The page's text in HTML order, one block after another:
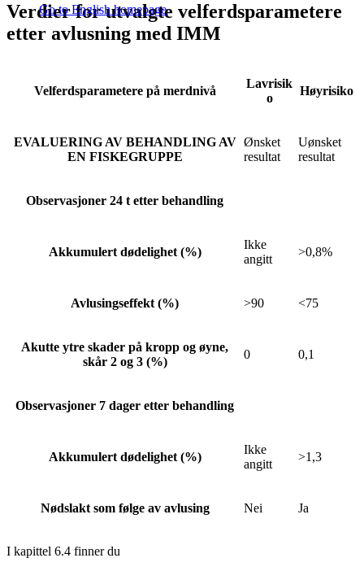
Go to English homepage
Verdier for utvalgte velferdsparametere
etter avlusning med IMM
Velferdsparametere på merdnivå
Lavrisik
o
Høyrisiko
EVALUERING AV BEHANDLING AV
EN FISKEGRUPPE
Ønsket
resultat
Uønsket
resultat
Observasjoner 24 t etter behandling
Akkumulert dødelighet (%)
Ikke
angitt
>0,8%
Avlusingseffekt (%) >90 <75
Akutte ytre skader på kropp og øyne,
skår 2 og 3 (%)
0 0,1
Observasjoner 7 dager etter behandling
Akkumulert dødelighet (%)
Ikke
angitt
>1,3
Nødslakt som følge av avlusing Nei Ja
I kapittel 6.4 finner du